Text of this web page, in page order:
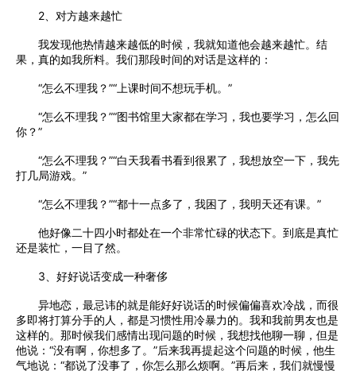
2、对方越来越忙
我发现他热情越来越低的时候，我就知道他会越来越忙。结
果，真的如我所料。我们那段时间的对话是这样的：
“怎么不理我？”“上课时间不想玩手机。”
“怎么不理我？”“图书馆里大家都在学习，我也要学习，怎么回
你？”
“怎么不理我？”“白天我看书看到很累了，我想放空一下，我先
打几局游戏。”
“怎么不理我？”“都十一点多了，我困了，我明天还有课。”
他好像二十四小时都处在一个非常忙碌的状态下。到底是真忙
还是装忙，一目了然。
3、好好说话变成一种奢侈
异地恋，最忌讳的就是能好好说话的时候偏偏喜欢冷战，而很
多即将打算分手的人，都是习惯性用冷暴力的。我和我前男友也是
这样的。那时候我们感情出现问题的时候，我想找他聊一聊，但是
他说：“没有啊，你想多了。”后来我再提起这个问题的时候，他生
气地说：“都说了没事了，你怎么那么烦啊。”再后来，我们就慢慢